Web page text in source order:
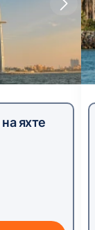
на яхте